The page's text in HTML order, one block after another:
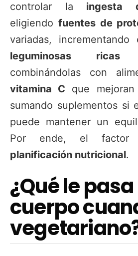
controlar la ingesta
eligiendo fuentes de
variadas,
leguminosas
combinándolas con
vitamina C que
sumando suplementos si
puede mantener un
Por ende, el
planificación nutricional.
¿Qué le
cuerpo